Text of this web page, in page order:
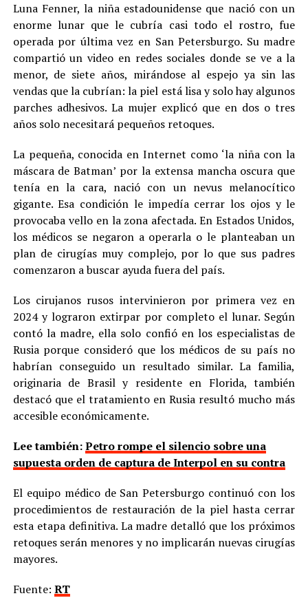
Luna Fenner, la niña estadounidense que nació con un
enorme lunar que le cubría casi todo el rostro, fue
operada por última vez en San Petersburgo. Su madre
compartió un video en redes sociales donde se ve a la
menor, de siete años, mirándose al espejo ya sin las
vendas que la cubrían: la piel está lisa y solo hay algunos
parches adhesivos. La mujer explicó que en dos o tres
años solo necesitará pequeños retoques.
La pequeña, conocida en Internet como ‘la niña con la
máscara de Batman’ por la extensa mancha oscura que
tenía en la cara, nació con un nevus melanocítico
gigante. Esa condición le impedía cerrar los ojos y le
provocaba vello en la zona afectada. En Estados Unidos,
los médicos se negaron a operarla o le planteaban un
plan de cirugías muy complejo, por lo que sus padres
comenzaron a buscar ayuda fuera del país.
Los cirujanos rusos intervinieron por primera vez en
2024 y lograron extirpar por completo el lunar. Según
contó la madre, ella solo confió en los especialistas de
Rusia porque consideró que los médicos de su país no
habrían conseguido un resultado similar. La familia,
originaria de Brasil y residente en Florida, también
destacó que el tratamiento en Rusia resultó mucho más
accesible económicamente.
Lee también:Petro rompe el silencio sobre una
supuesta orden de captura de Interpol en su contra
El equipo médico de San Petersburgo continuó con los
procedimientos de restauración de la piel hasta cerrar
esta etapa definitiva. La madre detalló que los próximos
retoques serán menores y no implicarán nuevas cirugías
mayores.
Fuente: RT